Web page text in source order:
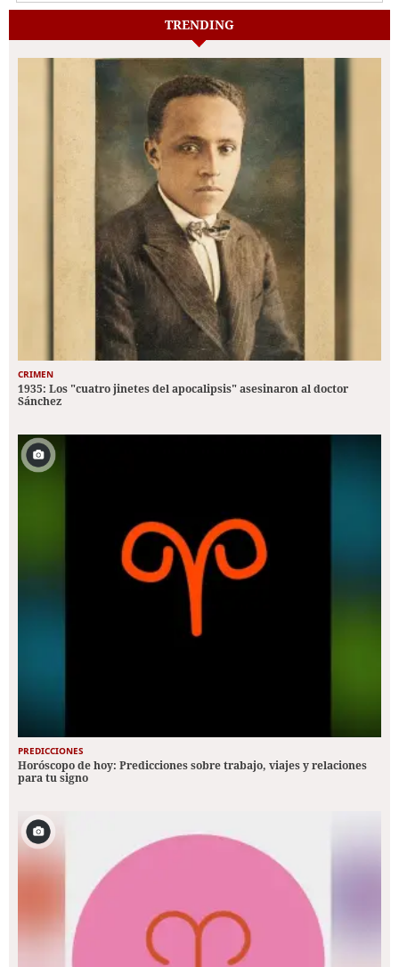
TRENDING
CRIMEN
1935: Los "cuatro jinetes del apocalipsis" asesinaron al doctor
Sánchez
PREDICCIONES
Horóscopo de hoy: Predicciones sobre trabajo, viajes y relaciones
para tu signo